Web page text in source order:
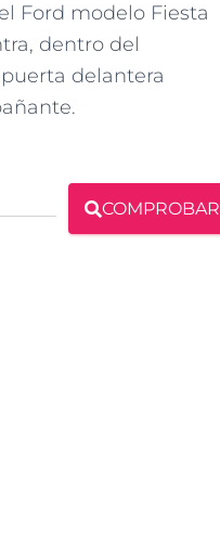
Ford modelo Fiesta
dentro del
delantera
COMPROBAR